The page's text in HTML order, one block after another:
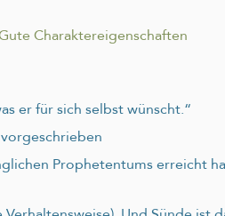
Charaktereigenschaften
er für sich selbst wünscht.“
Prophetentums erreicht